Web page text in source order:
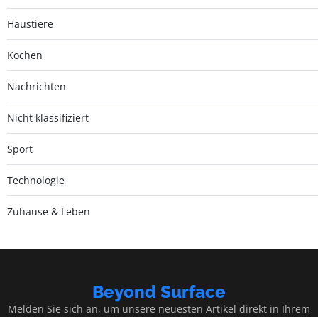
Haustiere
Kochen
Nachrichten
Nicht klassifiziert
Sport
Technologie
Zuhause & Leben
Beyond Surface
Melden Sie sich an, um unsere neuesten Artikel direkt in Ihrem